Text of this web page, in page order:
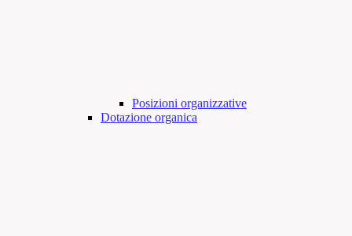
Posizioni organizzative
Dotazione organica